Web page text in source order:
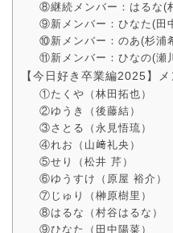
⑧継続メンバー：はるな(
⑨新メンバー：ひなた(田
⑩新メンバー：のあ(杉浦
⑪新メンバー：ひなの(瀬
【今日好き卒業編2025】
①たくや（林田拓也）
②ゆうき（後藤結）
③さとる（永見悟琉）
④れお（山﨑礼央）
⑤せり（松井 芹）
⑥ゆうすけ（原屋 裕介）
⑦じゅり（榊原樹里）
⑧はるな（村谷はるな）
⑨ひなた（田中陽菜）